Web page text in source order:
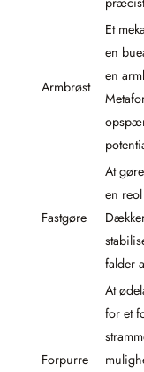
Armbrøst
Et
en
en
Fastgøre
At
en
falder
Forpurre
At
for et